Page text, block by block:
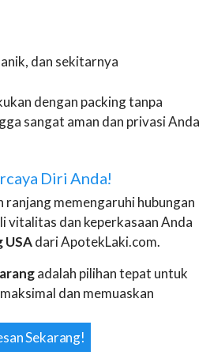
dan sekitarnya
dengan packing tanpa
sangat aman dan privasi Anda
Diri Anda!
ranjang memengaruhi hubungan
vitalitas dan keperkasaan Anda
USAdari ApotekLaki.com.
adalah pilihan tepat untuk
dan memuaskan
Sekarang!